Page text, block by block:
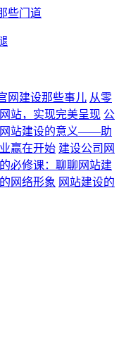
些门道
网建设那些事儿 从零
站，实现完美呈现 公
网站建设的意义——助
赢在开始 建设公司网
必修课：聊聊网站建
网络形象 网站建设的